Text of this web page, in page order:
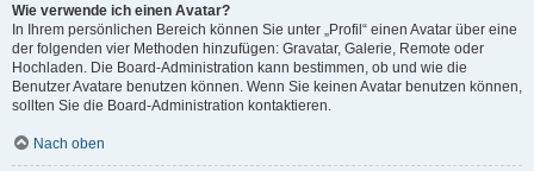
Wie verwende ich einen Avatar?
In Ihrem persönlichen Bereich können Sie unter „Profil“ einen Avatar über eine
der folgenden vier Methoden hinzufügen: Gravatar, Galerie, Remote oder
Hochladen. Die Board-Administration kann bestimmen, ob und wie die
Benutzer Avatare benutzen können. Wenn Sie keinen Avatar benutzen können,
sollten Sie die Board-Administration kontaktieren.
Nach oben